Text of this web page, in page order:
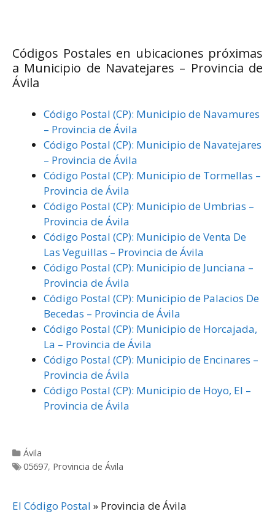
Códigos Postales en ubicaciones próximas
a Municipio de Navatejares – Provincia de
Ávila
Código Postal (CP): Municipio de Navamures
– Provincia de Ávila
Código Postal (CP): Municipio de Navatejares
– Provincia de Ávila
Código Postal (CP): Municipio de Tormellas –
Provincia de Ávila
Código Postal (CP): Municipio de Umbrias –
Provincia de Ávila
Código Postal (CP): Municipio de Venta De
Las Veguillas – Provincia de Ávila
Código Postal (CP): Municipio de Junciana –
Provincia de Ávila
Código Postal (CP): Municipio de Palacios De
Becedas – Provincia de Ávila
Código Postal (CP): Municipio de Horcajada,
La – Provincia de Ávila
Código Postal (CP): Municipio de Encinares –
Provincia de Ávila
Código Postal (CP): Municipio de Hoyo, El –
Provincia de Ávila
Categorías
Ávila
Etiquetas
05697, Provincia de Ávila
El Código Postal » Provincia de Ávila